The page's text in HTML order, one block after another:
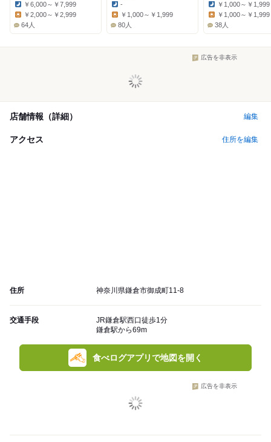
Dinner:
￥6,000～￥7,999
Lunch:
￥2,000～￥2,999
64人
Dinner:
-
Lunch:
￥1,000～￥1,999
80人
Dinner:
￥1,000～￥1,999
Lunch:
￥1,000～￥1,999
38人
広告を非表示
店舗情報（詳細） 編集
アクセス 住所を編集
住所 神奈川県鎌倉市御成町11-8
交通手段
JR鎌倉駅西口徒歩1分
鎌倉駅から69m
食べログアプリで地図を開く
広告を非表示